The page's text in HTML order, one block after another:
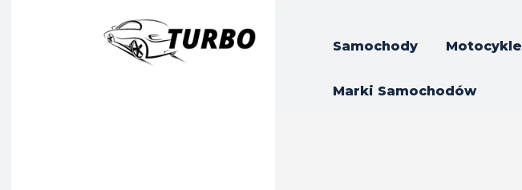
Samochody Motocykle
Marki Samochodów